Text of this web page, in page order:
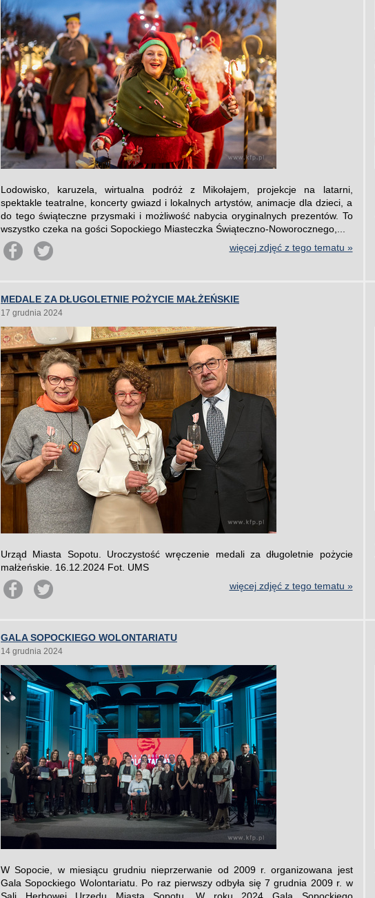
Lodowisko, karuzela, wirtualna podróż z Mikołajem, projekcje na latarni,
spektakle teatralne, koncerty gwiazd i lokalnych artystów, animacje dla dzieci, a
do tego świąteczne przysmaki i możliwość nabycia oryginalnych prezentów. To
wszystko czeka na gości Sopockiego Miasteczka Świąteczno-Noworocznego,...
więcej zdjęć z tego tematu »
MEDALE ZA DŁUGOLETNIE POŻYCIE MAŁŻEŃSKIE
17 grudnia 2024
Urząd Miasta Sopotu. Uroczystość wręczenie medali za długoletnie pożycie
małżeńskie. 16.12.2024 Fot. UMS
więcej zdjęć z tego tematu »
GALA SOPOCKIEGO WOLONTARIATU
14 grudnia 2024
W Sopocie, w miesiącu grudniu nieprzerwanie od 2009 r. organizowana jest
Gala Sopockiego Wolontariatu. Po raz pierwszy odbyła się 7 grudnia 2009 r. w